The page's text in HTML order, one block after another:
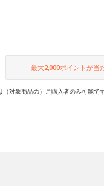
最大2,000ポイントが当
対象商品の）ご購入者のみ可能で